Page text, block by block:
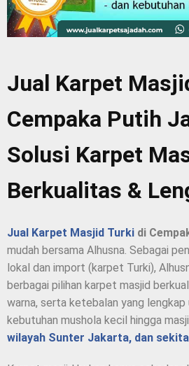
Jual Karpet
Cempaka Putih
Solusi Karpet
Berkualitas &
Jual Karpet Masjid Turki di
mudah bersama Alhusna. Sebagai
lokal dan import (karpet Turki),
berbagai pilihan karpet masjid
warna, serta ketebalan yang lengkap
kebutuhan mushola kecil hingga
wilayah Sunter Jakarta, dan